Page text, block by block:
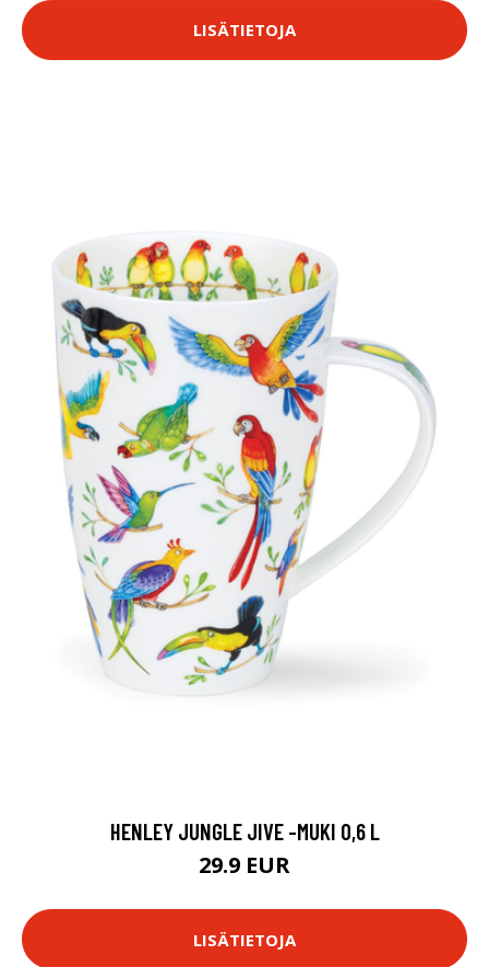
LISÄTIETOJA
HENLEY JUNGLE JIVE -MUKI 0,6 L
29.9 EUR
LISÄTIETOJA